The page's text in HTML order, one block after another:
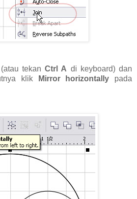
(atau tekanCtrl A di keyboard) dan
klik Mirror horizontally pada